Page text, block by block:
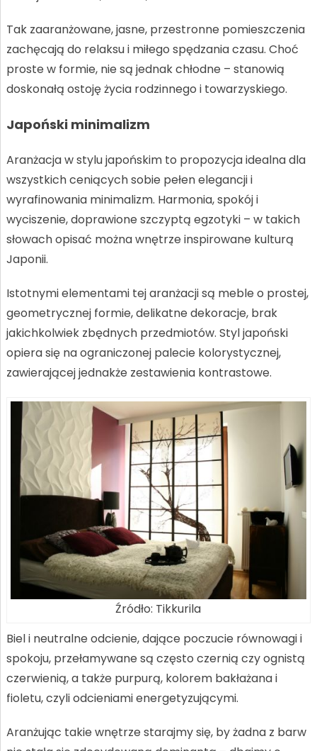
Tak zaaranżowane, jasne, przestronne pomieszczenia
zachęcają do relaksu i miłego spędzania czasu. Choć
proste w formie, nie są jednak chłodne – stanowią
doskonałą ostoję życia rodzinnego i towarzyskiego.
Japoński minimalizm
Aranżacja w stylu japońskim to propozycja idealna dla
wszystkich ceniących sobie pełen elegancji i
wyrafinowania minimalizm. Harmonia, spokój i
wyciszenie, doprawione szczyptą egzotyki – w takich
słowach opisać można wnętrze inspirowane kulturą
Japonii.
Istotnymi elementami tej aranżacji są meble o prostej,
geometrycznej formie, delikatne dekoracje, brak
jakichkolwiek zbędnych przedmiotów. Styl japoński
opiera się na ograniczonej palecie kolorystycznej,
zawierającej jednakże zestawienia kontrastowe.
Źródło: Tikkurila
Biel i neutralne odcienie, dające poczucie równowagi i
spokoju, przełamywane są często czernią czy ognistą
czerwienią, a także purpurą, kolorem bakłażana i
fioletu, czyli odcieniami energetyzującymi.
Aranżując takie wnętrze starajmy się, by żadna z barw